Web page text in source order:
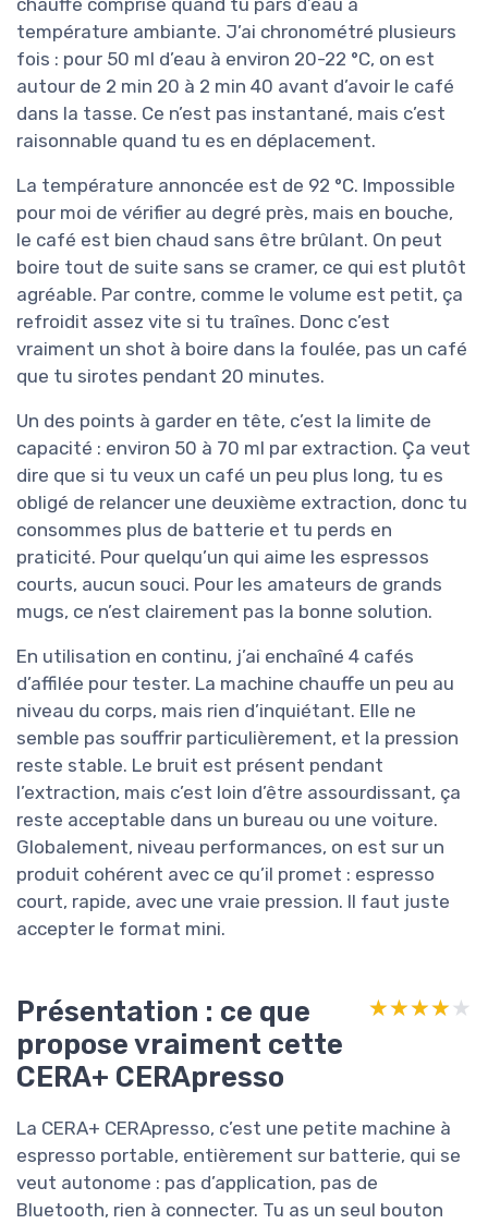
chauffe comprise quand tu pars d’eau à
température ambiante. J’ai chronométré plusieurs
fois : pour 50 ml d’eau à environ 20-22 °C, on est
autour de 2 min 20 à 2 min 40 avant d’avoir le café
dans la tasse. Ce n’est pas instantané, mais c’est
raisonnable quand tu es en déplacement.
La température annoncée est de 92 °C. Impossible
pour moi de vérifier au degré près, mais en bouche,
le café est bien chaud sans être brûlant. On peut
boire tout de suite sans se cramer, ce qui est plutôt
agréable. Par contre, comme le volume est petit, ça
refroidit assez vite si tu traînes. Donc c’est
vraiment un shot à boire dans la foulée, pas un café
que tu sirotes pendant 20 minutes.
Un des points à garder en tête, c’est la limite de
capacité : environ 50 à 70 ml par extraction. Ça veut
dire que si tu veux un café un peu plus long, tu es
obligé de relancer une deuxième extraction, donc tu
consommes plus de batterie et tu perds en
praticité. Pour quelqu’un qui aime les espressos
courts, aucun souci. Pour les amateurs de grands
mugs, ce n’est clairement pas la bonne solution.
En utilisation en continu, j’ai enchaîné 4 cafés
d’affilée pour tester. La machine chauffe un peu au
niveau du corps, mais rien d’inquiétant. Elle ne
semble pas souffrir particulièrement, et la pression
reste stable. Le bruit est présent pendant
l’extraction, mais c’est loin d’être assourdissant, ça
reste acceptable dans un bureau ou une voiture.
Globalement, niveau performances, on est sur un
produit cohérent avec ce qu’il promet : espresso
court, rapide, avec une vraie pression. Il faut juste
accepter le format mini.
Présentation : ce que
propose vraiment cette
CERA+ CERApresso
★★★★★
★★★★★
La CERA+ CERApresso, c’est une petite machine à
espresso portable, entièrement sur batterie, qui se
veut autonome : pas d’application, pas de
Bluetooth, rien à connecter. Tu as un seul bouton